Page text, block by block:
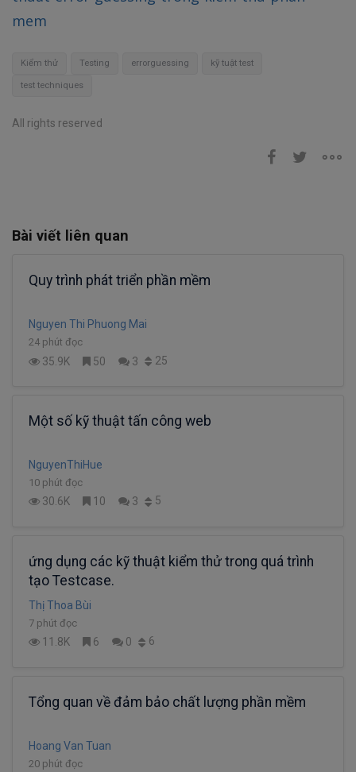
mem
Kiểm thử Testing errorguessing kỹ tuật test
test techniques
All rights reserved
Bài viết liên quan
Quy trình phát triển phần mềm
Nguyen Thi Phuong Mai
24 phút đọc
35.9K 50 3 25
Một số kỹ thuật tấn công web
NguyenThiHue
10 phút đọc
30.6K 10 3 5
ứng dụng các kỹ thuật kiểm thử trong quá trình
tạo Testcase.
Thị Thoa Bùi
7 phút đọc
11.8K 6 0 6
Tổng quan về đảm bảo chất lượng phần mềm
Hoang Van Tuan
20 phút đọc